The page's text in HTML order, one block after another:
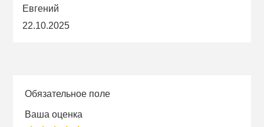
Евгений
22.10.2025
Обязательное поле
Ваша оценка